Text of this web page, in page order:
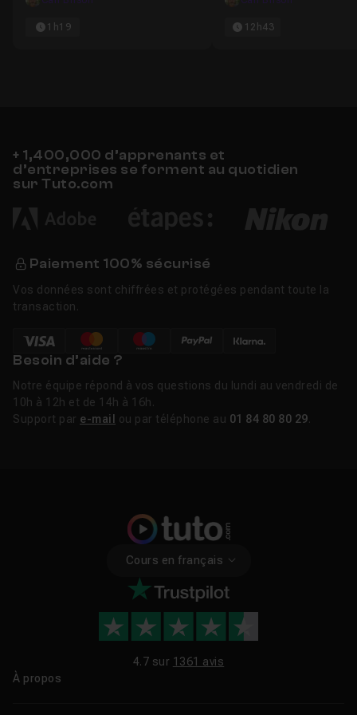
1h19 12h43
+ 1,400,000 d’apprenants et
d’entreprises se forment au quotidien
sur Tuto.com
Paiement 100% sécurisé
Vos données sont chiffrées et protégées pendant toute la
transaction.
Besoin d’aide ?
Notre équipe répond à vos questions du lundi au vendredi de
10h à 12h et de 14h à 16h.
Support par e-mail ou par téléphone au 01 84 80 80 29
Cours en français
4.7 sur 1361 avis
À propos